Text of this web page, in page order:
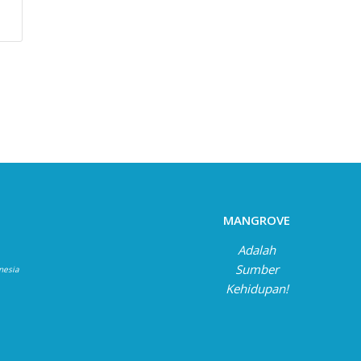
MANGROVE
Adalah
Sumber
Kehidupan!